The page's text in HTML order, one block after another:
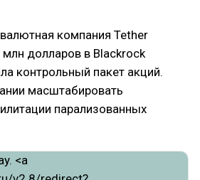
компания Tether
млн долларов в Blackrock
контрольный пакет акций.
масштабировать
парализованных